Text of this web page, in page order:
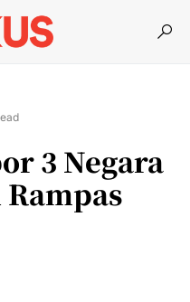
3 Negara